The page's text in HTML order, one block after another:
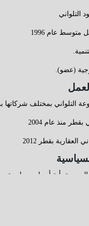
التلواني
عام 1996
(عضو).
التلواني بمختلف شركاتها
منذ عام 2004
بقطر 2012
بأية أحزاب سياسية